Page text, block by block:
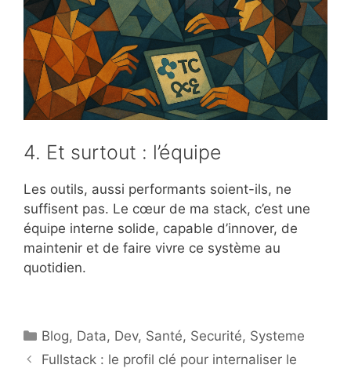
4. Et surtout : l’équipe
Les outils, aussi performants soient-ils, ne
suffisent pas. Le cœur de ma stack, c’est une
équipe interne solide, capable d’innover, de
maintenir et de faire vivre ce système au
quotidien.
Catégories
Blog, Data, Dev, Santé, Securité, Systeme
Fullstack : le profil clé pour internaliser le